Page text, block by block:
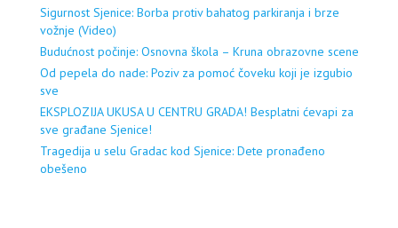
Sigurnost Sjenice: Borba protiv bahatog parkiranja i brze
vožnje (Video)
Budućnost počinje: Osnovna škola – Kruna obrazovne scene
Od pepela do nade: Poziv za pomoć čoveku koji je izgubio
sve
EKSPLOZIJA UKUSA U CENTRU GRADA! Besplatni ćevapi za
sve građane Sjenice!
Tragedija u selu Gradac kod Sjenice: Dete pronađeno
obešeno